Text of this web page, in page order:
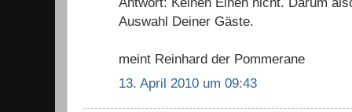
Auswahl Deiner Gäste.
meint Reinhard der Pommerane
13. April 2010 um 09:43